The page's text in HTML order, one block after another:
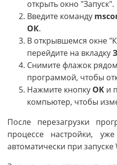
открыть окно "Запуск".
Введите команду
ОК.
В открывшемся окне
перейдите на вкладку
Снимите флажок
программой, чтобы
Нажмите кнопку OK и
компьютер, чтобы
После перезагрузки
процессе настройки,
автоматически при запуске